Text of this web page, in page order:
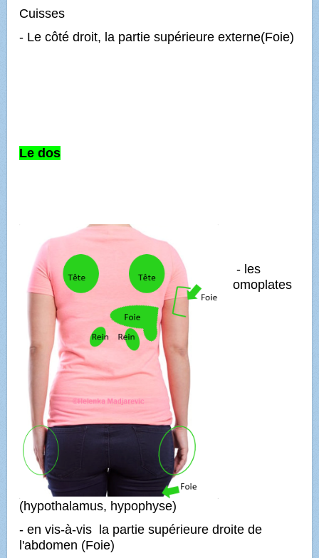
Cuisses
- Le côté droit, la partie supérieure externe(Foie)
Le dos
- les
omoplates
(hypothalamus, hypophyse)
- en vis-à-vis la partie supérieure droite de
l'abdomen (Foie)